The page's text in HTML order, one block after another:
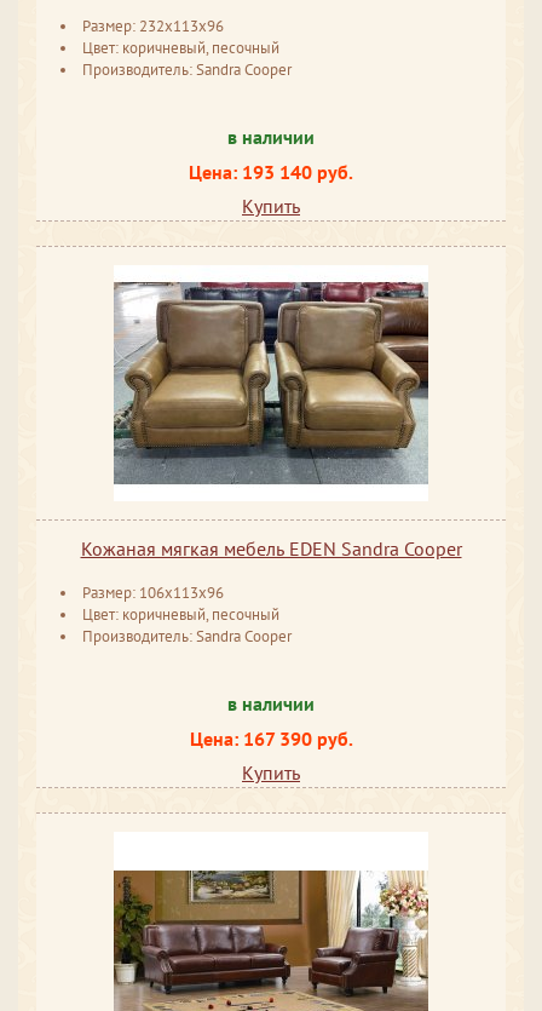
Размер: 232x113x96
Цвет: коричневый, песочный
Производитель: Sandra Cooper
в наличии
Цена: 193 140 руб.
Купить
Кожаная мягкая мебель EDEN Sandra Cooper
Размер: 106x113x96
Цвет: коричневый, песочный
Производитель: Sandra Cooper
в наличии
Цена: 167 390 руб.
Купить